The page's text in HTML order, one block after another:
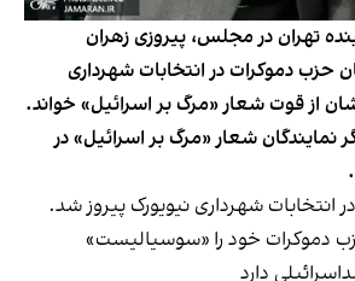
تهران در مجلس، پیروزی زهران
حزب دموکرات در انتخابات شهرداری
از قوت شعار «مرگ بر اسرائیل» خواند.
نمایندگان شعار «مرگ بر اسرائیل» در
انتخابات شهرداری نیویورک پیروز شد.
دموکرات خود را «سوسیالیست»
دارد